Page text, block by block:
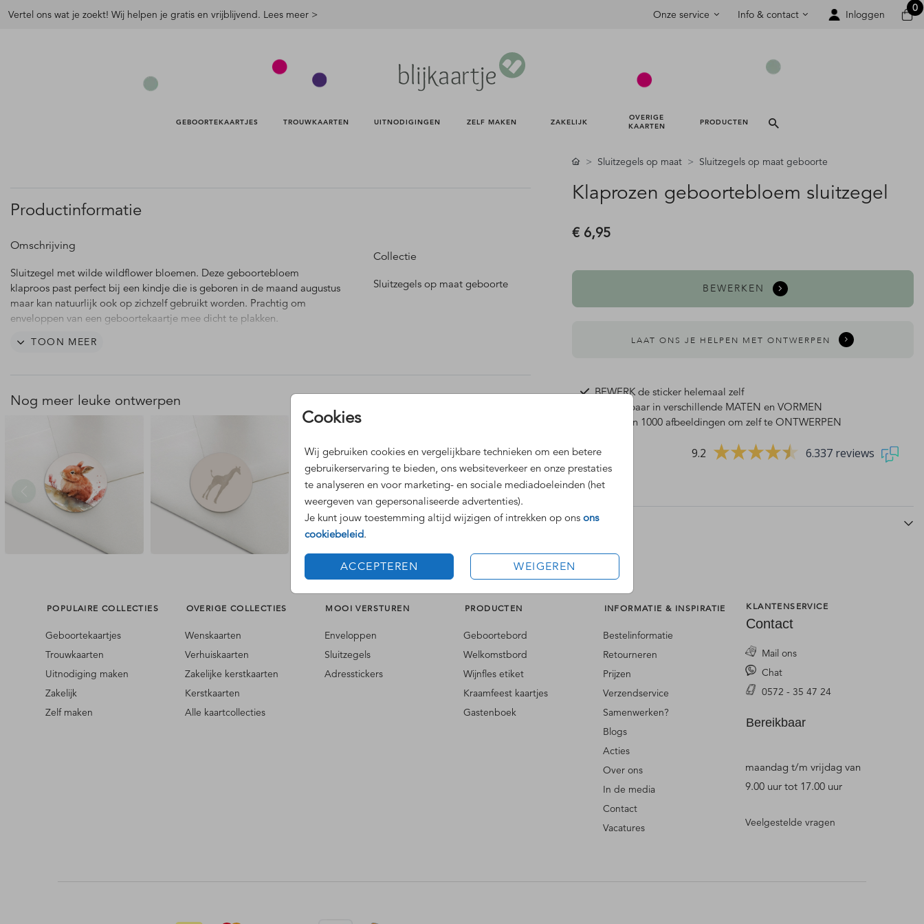
Vertel ons wat je zoekt! Wij helpen je gratis en vrijblijvend. Lees meer > Onze service Info & contact Inloggen
0
GEBOORTEKAARTJES TROUWKAARTEN UITNODIGINGEN ZELF MAKEN ZAKELIJK
OVERIGE
KAARTEN
PRODUCTEN
Cookies
Wij gebruiken cookies en vergelijkbare technieken om een betere
gebruikerservaring te bieden, ons websiteverkeer en onze prestaties
te analyseren en voor marketing- en sociale mediadoeleinden (het
weergeven van gepersonaliseerde advertenties).
Je kunt jouw toestemming altijd wijzigen of intrekken op ons ons
cookiebeleid.
ACCEPTEREN WEIGEREN
Productinformatie
Omschrijving
Sluitzegel met wilde wildflower bloemen. Deze geboortebloem
klaproos past perfect bij een kindje die is geboren in de maand augustus
maar kan natuurlijk ook op zichzelf gebruikt worden. Prachtig om
enveloppen van een geboortekaartje mee dicht te plakken.
Pas de sluitzegel op maat makkelijk aan in onze editor. De stickers
Sluitzegels worden op een stickervel gedrukt. Hierdoor is de kleur nooit
exact gelijk aan dezelfde kleur gedrukt op papier.
TOON MEER
Collectie
Sluitzegels op maat geboorte
Nog meer leuke ontwerpen
Sluitzegels op maat Sluitzegels op maat geboorte
Klaprozen geboortebloem sluitzegel
€ 6,95
BEWERKEN
LAAT ONS JE HELPEN MET ONTWERPEN
BEWERK de sticker helemaal zelf
Verkrijgbaar in verschillende MATEN en VORMEN
Meer dan 1000 afbeeldingen om zelf te ONTWERPEN
9.2 6.337 reviews
POPULAIRE COLLECTIES
Geboortekaartjes
Trouwkaarten
Uitnodiging maken
Zakelijk
Zelf maken
OVERIGE COLLECTIES
Wenskaarten
Verhuiskaarten
Zakelijke kerstkaarten
Kerstkaarten
Alle kaartcollecties
MOOI VERSTUREN
Enveloppen
Sluitzegels
Adresstickers
PRODUCTEN
Geboortebord
Welkomstbord
Wijnfles etiket
Kraamfeest kaartjes
Gastenboek
INFORMATIE & INSPIRATIE
Bestelinformatie
Retourneren
Prijzen
Verzendservice
Samenwerken?
Blogs
Acties
Over ons
In de media
Contact
Vacatures
KLANTENSERVICE
Contact
Mail ons
Chat
0572 - 35 47 24
Bereikbaar
maandag t/m vrijdag van
9.00 uur tot 17.00 uur
Veelgestelde vragen